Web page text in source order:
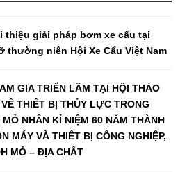
thiệu giải pháp bơm xe cẩu tại
thường niên Hội Xe Cẩu Việt Nam
GIA TRIỂN LÃM TẠI HỘI THẢO
THIẾT BỊ THỦY LỰC TRONG
NHÂN KỈ NIỆM 60 NĂM THÀNH
MÁY VÀ THIẾT BỊ CÔNG NGHIỆP,
MỎ – ĐỊA CHẤT